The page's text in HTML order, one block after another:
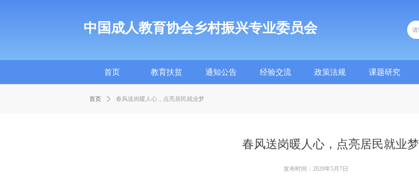
首页
首页
教育扶贫
教育扶贫
通知公告 经验交流 政策法规 课题研究
中国成人教育协会乡村振兴专业委员会
春风送岗暖人心，点亮居民就业梦
首页 ꄲ 春风送岗暖人心，点亮居民就业梦
发布时间： 2020年5月7日